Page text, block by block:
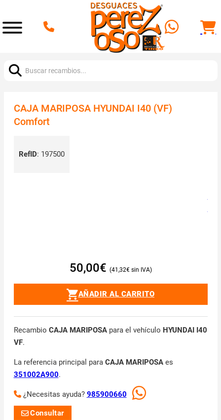
CAJA MARIPOSA HYUNDAI I40 (VF)
Comfort
RefID: 197500
50,00€ 41,32€
AÑADIR AL CARRITO
Recambio CAJA MARIPOSApara el vehículo HYUNDAI I40
VF.
La referencia principal para CAJA MARIPOSAes
351002A900.
¿Necesitas ayuda? 985900660
Consultar